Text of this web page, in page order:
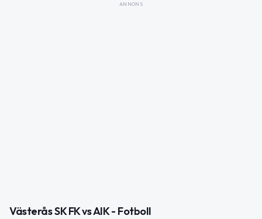
ANNONS
Västerås SK FK vs AIK - Fotboll